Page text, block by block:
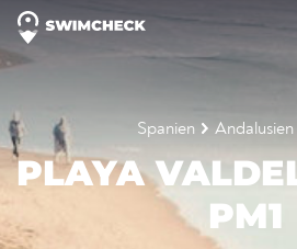
Spanien Andalusien
PLAYA
PM1